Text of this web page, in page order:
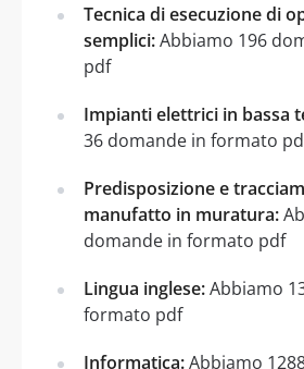
Tecnica di esecuzione di
semplici:Abbiamo 196
pdf
Impianti elettrici in bassa
36 domande in formato
Predisposizione e
manufatto in muratura:
domande in formato pdf
Lingua inglese:Abbiamo
formato pdf
Informatica:Abbiamo